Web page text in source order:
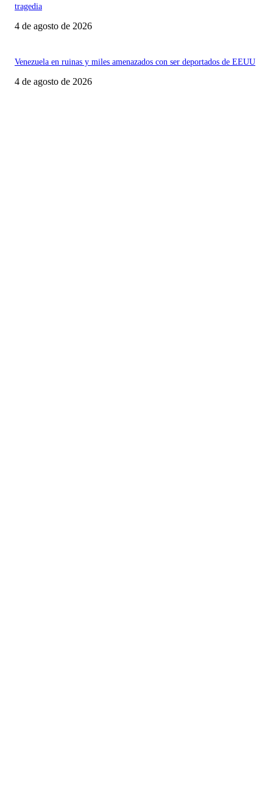
tragedia
4 de agosto de 2026
Venezuela en ruinas y miles amenazados con ser deportados de EEUU
4 de agosto de 2026